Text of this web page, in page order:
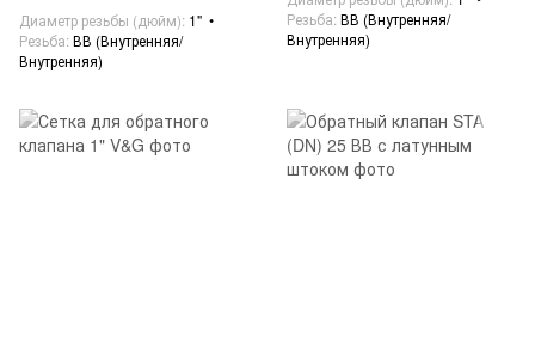
Диаметр резьбы (дюйм) 1"
Резьба ВВ (Внутренняя/
Внутренняя)
Резьба ВВ (Внутренняя/
Внутренняя)